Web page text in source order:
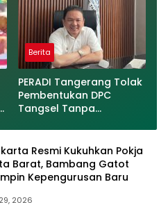
Berita
PERADI Tangerang Tolak
Pembentukan DPC
Tangsel Tanpa
Resmi Kukuhkan Pokja
Barat, Bambang Gatot
Kepengurusan Baru
2026